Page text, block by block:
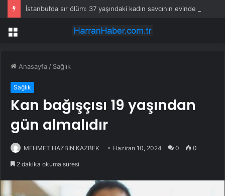
Menü
Anasayfa / Sağlık
Sağlık
Kan bağışçısı 19 yaşından
gün almalıdır
MEHMET HAZBİN KAZBEK Haziran 10, 2024 0 0
2 dakika okuma süresi